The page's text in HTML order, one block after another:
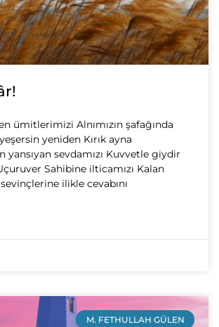
ümitlerimizi Alnımızın şafağında
yeniden Kırık ayna
yansıyan sevdamızı Kuvvetle giydir
Sahibine ilticamızı Kalan
ilikle cevabını
M. FETHULLAH GÜLEN